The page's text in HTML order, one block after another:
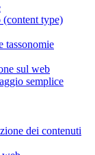
type)
tassonomie
sul web
semplice
dei contenuti